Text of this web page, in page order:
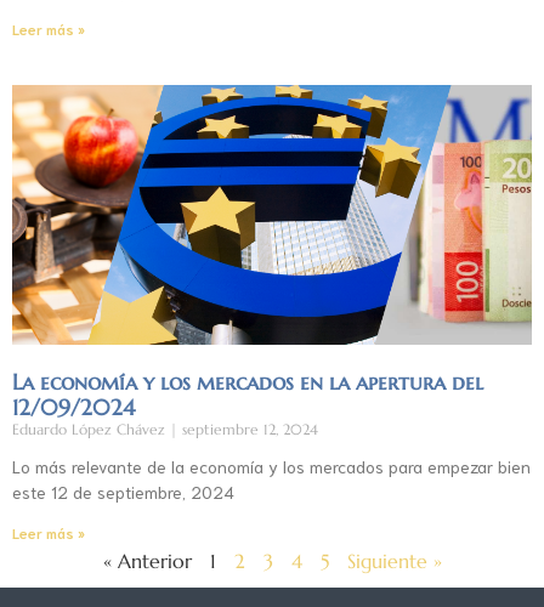
Leer más »
La economía y los mercados en la apertura del
12/09/2024
Eduardo López Chávez septiembre 12, 2024
Lo más relevante de la economía y los mercados para empezar bien
este 12 de septiembre, 2024
Leer más »
« Anterior 1 2 3 4 5 Siguiente »